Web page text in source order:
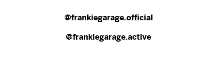
@frankiegarage.official
@frankiegarage.active